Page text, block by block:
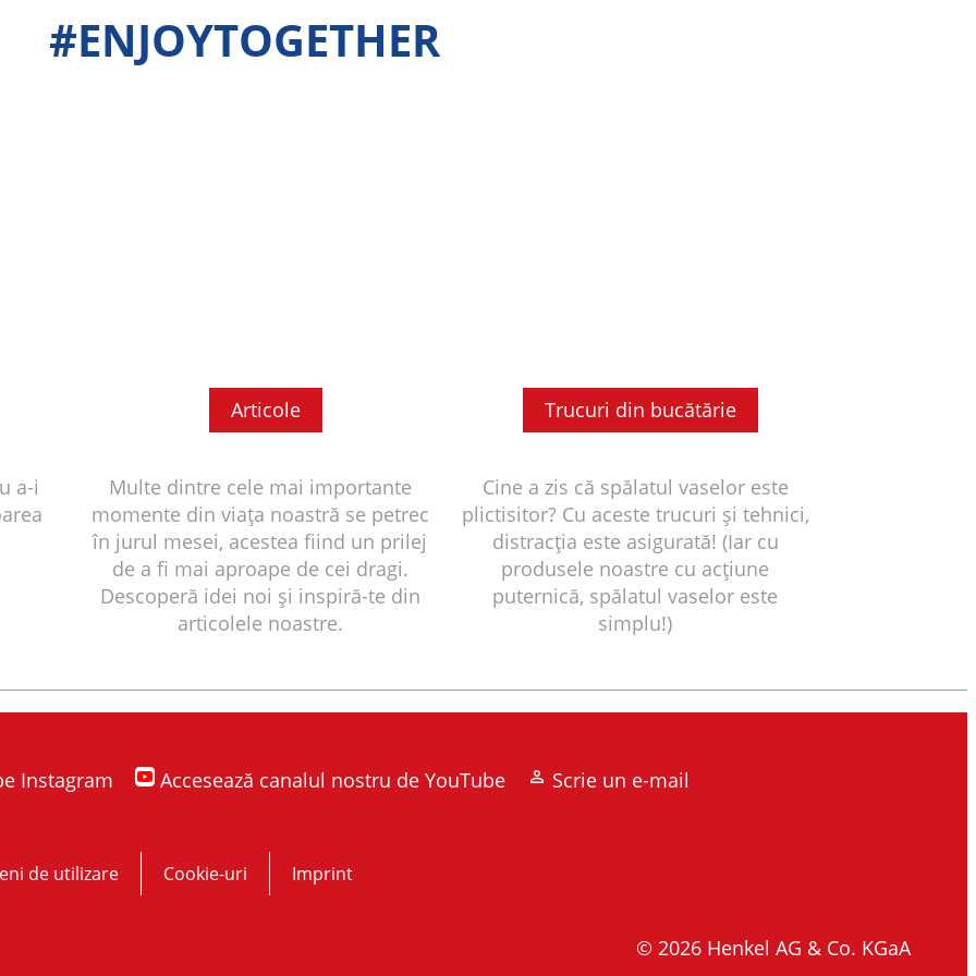
#ENJOYTOGETHER
a-i
Articole
Multe dintre cele mai importante
momente din viața noastră se petrec
în jurul mesei, acestea fiind un prilej
de a fi mai aproape de cei dragi.
Descoperă idei noi și inspiră-te din
articolele noastre.
Trucuri din bucătărie
Cine a zis că spălatul vaselor este
plictisitor? Cu aceste trucuri și tehnici,
distracția este asigurată! (Iar cu
produsele noastre cu acțiune
puternică, spălatul vaselor este
simplu!)
Instagram Accesează canalul nostru de YouTube
Scrie un e-mail
de utilizare Cookie-uri Imprint
© 2026 Henkel AG & Co. KGaA